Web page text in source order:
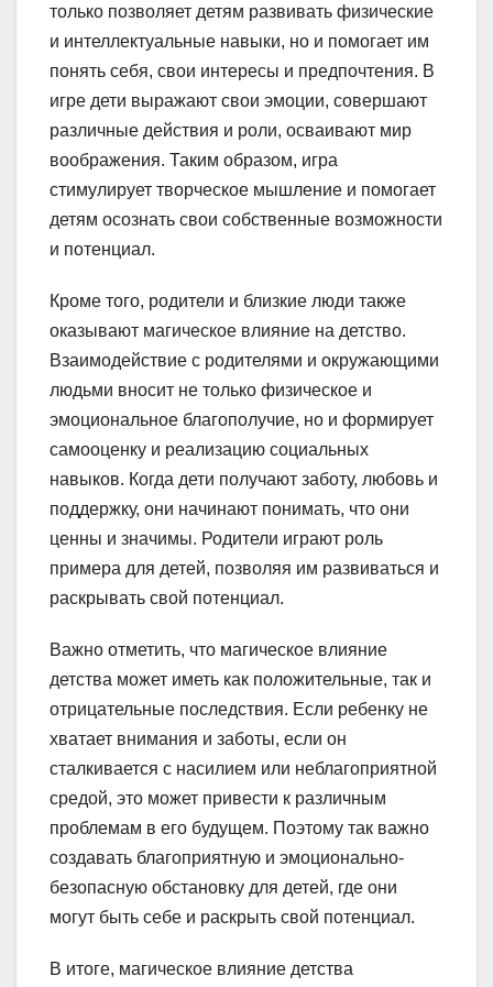
только позволяет детям развивать физические
и интеллектуальные навыки, но и помогает им
понять себя, свои интересы и предпочтения. В
игре дети выражают свои эмоции, совершают
различные действия и роли, осваивают мир
воображения. Таким образом, игра
стимулирует творческое мышление и помогает
детям осознать свои собственные возможности
и потенциал.
Кроме того, родители и близкие люди также
оказывают магическое влияние на детство.
Взаимодействие с родителями и окружающими
людьми вносит не только физическое и
эмоциональное благополучие, но и формирует
самооценку и реализацию социальных
навыков. Когда дети получают заботу, любовь и
поддержку, они начинают понимать, что они
ценны и значимы. Родители играют роль
примера для детей, позволяя им развиваться и
раскрывать свой потенциал.
Важно отметить, что магическое влияние
детства может иметь как положительные, так и
отрицательные последствия. Если ребенку не
хватает внимания и заботы, если он
сталкивается с насилием или неблагоприятной
средой, это может привести к различным
проблемам в его будущем. Поэтому так важно
создавать благоприятную и эмоционально-
безопасную обстановку для детей, где они
могут быть себе и раскрыть свой потенциал.
В итоге, магическое влияние детства